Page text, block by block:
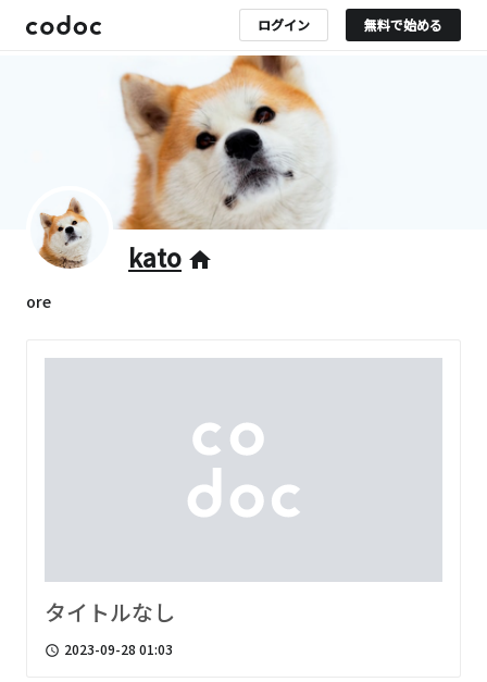
ログイン 無料で始める
kato home
ore
タイトルなし
access_time 2023-09-28 01:03